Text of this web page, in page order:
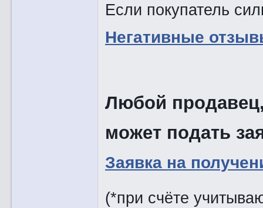
Если покупатель
Негативные
Любой
может подать
Заявка на
(*при счёте